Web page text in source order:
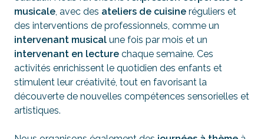
musicale , avec des ateliers de cuisine réguliers et
des interventions de professionnels, comme un
intervenant musical une fois par mois et un
intervenant en lecture chaque semaine. Ces
activités enrichissent le quotidien des enfants et
stimulent leur créativité, tout en favorisant la
découverte de nouvelles compétences sensorielles et
artistiques.